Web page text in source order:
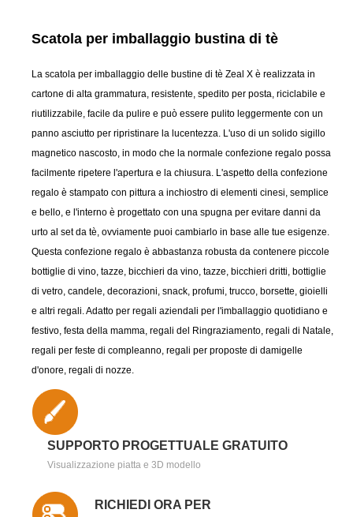
Scatola per imballaggio bustina di tè
La scatola per imballaggio delle bustine di tè Zeal X è realizzata in
cartone di alta grammatura, resistente, spedito per posta, riciclabile e
riutilizzabile, facile da pulire e può essere pulito leggermente con un
panno asciutto per ripristinare la lucentezza. L'uso di un solido sigillo
magnetico nascosto, in modo che la normale confezione regalo possa
facilmente ripetere l'apertura e la chiusura. L'aspetto della confezione
regalo è stampato con pittura a inchiostro di elementi cinesi, semplice
e bello, e l'interno è progettato con una spugna per evitare danni da
urto al set da tè, ovviamente puoi cambiarlo in base alle tue esigenze.
Questa confezione regalo è abbastanza robusta da contenere piccole
bottiglie di vino, tazze, bicchieri da vino, tazze, bicchieri dritti, bottiglie
di vetro, candele, decorazioni, snack, profumi, trucco, borsette, gioielli
e altri regali. Adatto per regali aziendali per l'imballaggio quotidiano e
festivo, festa della mamma, regali del Ringraziamento, regali di Natale,
regali per feste di compleanno, regali per proposte di damigelle
d'onore, regali di nozze.
SUPPORTO PROGETTUALE GRATUITO
Visualizzazione piatta e 3D modello
RICHIEDI ORA PER